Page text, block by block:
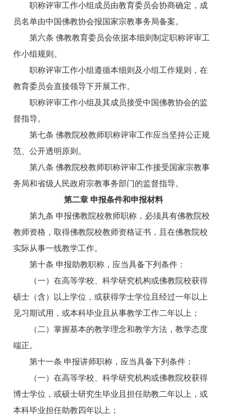
职称评审工作小组成员由教育委员会协商确定，成
员名单由中国佛教协会报国家宗教事务局备案。
第六条 佛教教育委员会依据本细则制定职称评审工
作小组规则。
职称评审工作小组遵循本细则及小组工作规则，在
教育委员会直接领导下开展工作。
职称评审工作小组及其成员接受中国佛教协会的监
督指导。
第七条 佛教院校教师职称评审工作应当坚持公正规
范、公开透明原则。
第八条 佛教院校教师职称评审工作接受国家宗教事
务局和省级人民政府宗教事务部门的监督指导。
第二章 申报条件和申报材料
第九条 申报佛教院校教师职称，必须具有佛教院校
教师资格，取得佛教院校教师资格证书，且在佛教院校
实际从事一线教学工作。
第十条 申报助教职称，应当具备下列条件：
（一）在高等学校、科学研究机构或佛教院校获得
硕士（含）以上学位，或获得学士学位且经过一年以上
见习期试用，或本科毕业且从事教学工作二年以上；
（二）掌握基本的教学理念和教学方法，教学态度
端正。
第十一条 申报讲师职称，应当具备下列条件：
（一）在高等学校、科学研究机构或佛教院校获得
博士学位，或硕士研究生毕业且担任助教二年以上，或
本科毕业担任助教四年以上；